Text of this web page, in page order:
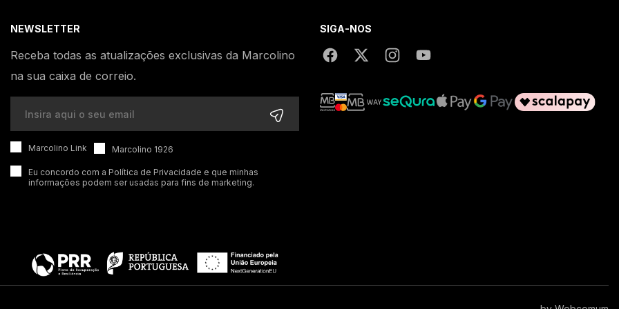
NEWSLETTER
Receba todas as atualizações exclusivas da Marcolino
na sua caixa de correio.
Marcolino Link Marcolino 1926
Eu concordo com a Política de Privacidade e que minhas
informações podem ser usadas para fins de marketing.
SIGA-NOS